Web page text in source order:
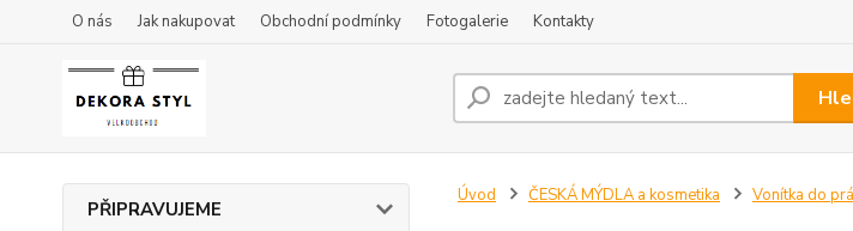
O nás Jak nakupovat Obchodní podmínky Fotogalerie Kontakty
PŘIPRAVUJEME
Úvod ČESKÁ MÝDLA a kosmetika Vonítka do